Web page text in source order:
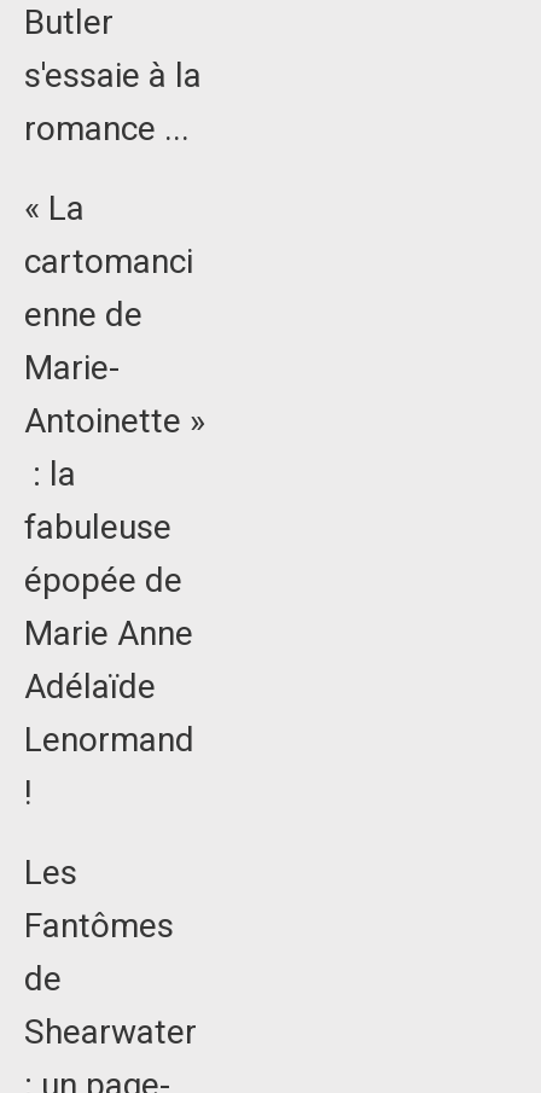
Butler
s'essaie à la
romance ...
« La
cartomanci
enne de
Marie-
Antoinette »
: la
fabuleuse
épopée de
Marie Anne
Adélaïde
Lenormand
!
Les
Fantômes
de
Shearwater
: un page-